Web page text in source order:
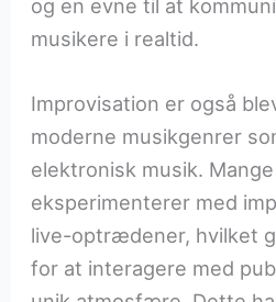
og en evne til at
musikere i realtid.
Improvisation er også
moderne musikgenrer
elektronisk musik.
eksperimenterer med
live-optrædener, hvilket
for at interagere med